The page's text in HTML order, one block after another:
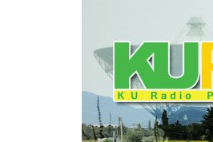
โรงเรียน
ทาง
อากาศ​